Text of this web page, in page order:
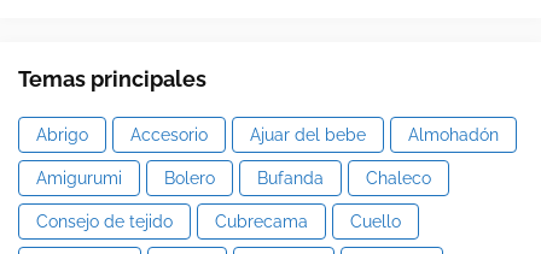
Temas principales
Abrigo Accesorio Ajuar del bebe Almohadón
Amigurumi Bolero Bufanda Chaleco
Consejo de tejido Cubrecama Cuello